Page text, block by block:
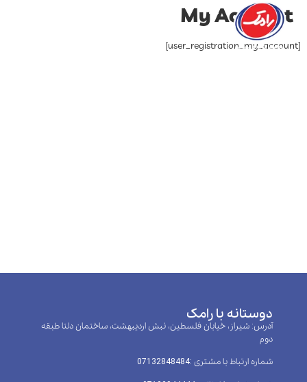
My Account
[user_registration_my_account]
دوستانه با رامک
آدرس: شیراز، خیابان فلسطین، نبش اردیبهشت، ساختمان دلتا طبقه
دوم
شماره ارتباط با مشتری :‌07132848484